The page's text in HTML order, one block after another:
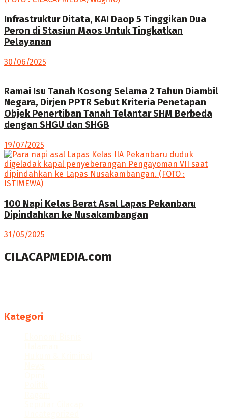
Infrastruktur Ditata, KAI Daop 5 Tinggikan Dua
Peron di Stasiun Maos Untuk Tingkatkan
Pelayanan
30/06/2025
Ramai Isu Tanah Kosong Selama 2 Tahun Diambil
Negara, Dirjen PPTR Sebut Kriteria Penetapan
Objek Penertiban Tanah Telantar SHM Berbeda
dengan SHGU dan SHGB
19/07/2025
100 Napi Kelas Berat Asal Lapas Pekanbaru
Dipindahkan ke Nusakambangan
31/05/2025
CILACAPMEDIA.com
Kategori